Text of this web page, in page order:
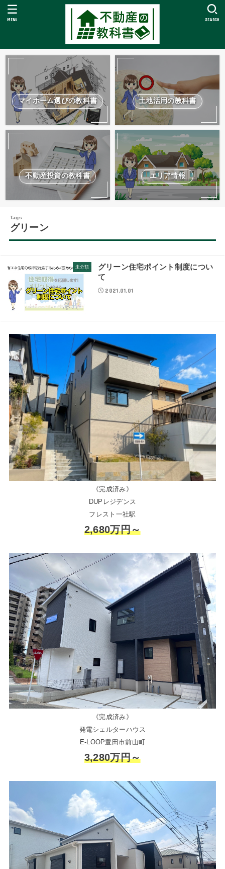
SEARCH
MENU
マイホーム選びの教科書 土地活用の教科書
不動産投資の教科書 エリア情報
グリーン
未分類
グリーン住宅ポイント制度につい
て
2021.01.01
《完成済み》
DUPレジデンス
フレスト一社駅
2,680万円～
《完成済み》
発電シェルターハウス
E-LOOP豊田市前山町
3,280万円～